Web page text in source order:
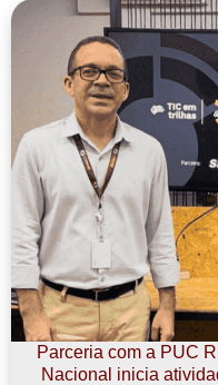
Parceria com a PUC
Nacional inicia